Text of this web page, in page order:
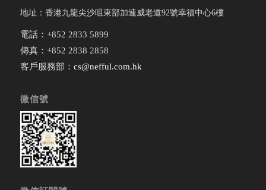
地址：香港九龍尖沙咀東部加連威老道92號幸福中心6樓
電話：+852 2833 5899
傳真：+852 2838 2858
客戶服務部： cs@nefful.com.hk
微信號